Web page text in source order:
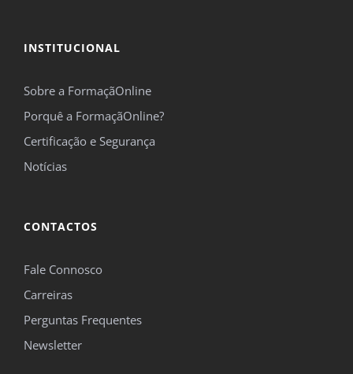
INSTITUCIONAL
Sobre a FormaçãOnline
Porquê a FormaçãOnline?
Certificação e Segurança
Notícias
CONTACTOS
Fale Connosco
Carreiras
Perguntas Frequentes
Newsletter